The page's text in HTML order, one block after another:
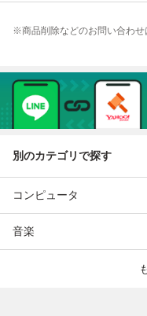
※商品削除などのお問い合わせ
別のカテゴリで探す
コンピュータ
音楽